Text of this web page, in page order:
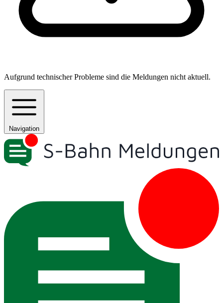
Aufgrund technischer Probleme sind die Meldungen nicht aktuell.
Navigation